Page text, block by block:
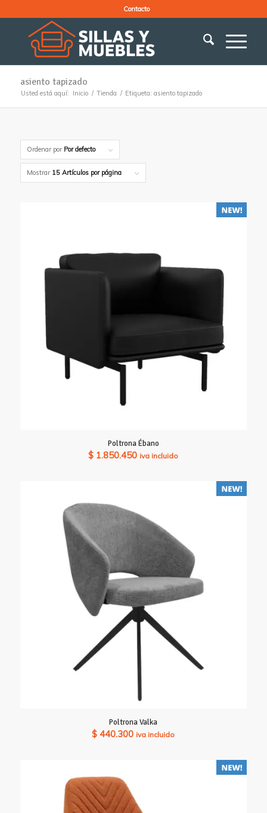
Contacto
asiento tapizado
Usted está aquí: Inicio / Tienda / Etiqueta: asiento tapizado
Ordenar por Por defecto
Mostrar 15 Artículos por página
Poltrona Ébano
$ 1.850.450 iva incluido
Poltrona Valka
$ 440.300 iva incluido